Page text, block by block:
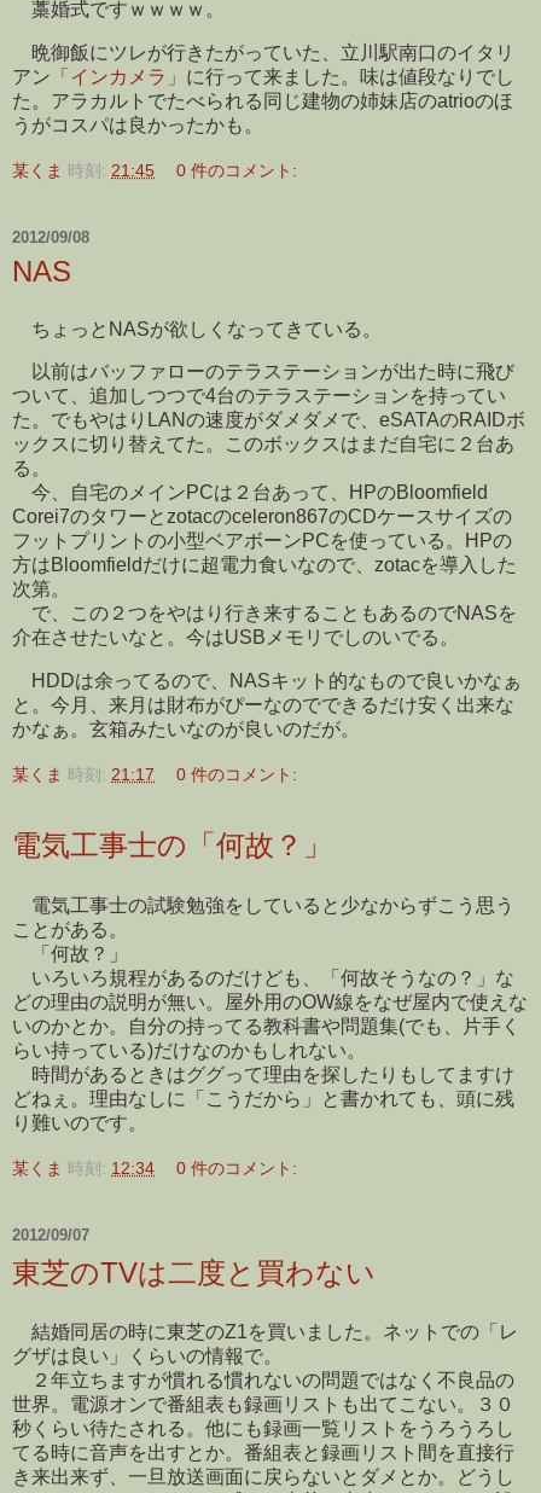
藁婚式ですｗｗｗｗ。
晩御飯にツレが行きたがっていた、立川駅南口のイタリ
アン 「インカメラ」 に行って来ました。味は値段なりでし
た。アラカルトでたべられる同じ建物の姉妹店のatrioのほ
うがコスパは良かったかも。
某くま 時刻: 21:45 0 件のコメント:
2012/09/08
NAS
ちょっとNASが欲しくなってきている。
以前はバッファローのテラステーションが出た時に飛び
ついて、追加しつつで4台のテラステーションを持ってい
た。でもやはりLANの速度がダメダメで、eSATAのRAIDボ
ックスに切り替えてた。このボックスはまだ自宅に２台あ
る。
今、自宅のメインPCは２台あって、HPのBloomfield
Corei7のタワーとzotacのceleron867のCDケースサイズの
フットプリントの小型ベアボーンPCを使っている。HPの
方はBloomfieldだけに超電力食いなので、zotacを導入した
次第。
で、この２つをやはり行き来することもあるのでNASを
介在させたいなと。今はUSBメモリでしのいでる。
HDDは余ってるので、NASキット的なもので良いかなぁ
と。今月、来月は財布がぴーなのでできるだけ安く出来な
かなぁ。玄箱みたいなのが良いのだが。
某くま 時刻: 21:17 0 件のコメント:
電気工事士の「何故？」
電気工事士の試験勉強をしていると少なからずこう思う
ことがある。
「何故？」
いろいろ規程があるのだけども、「何故そうなの？」な
どの理由の説明が無い。屋外用のOW線をなぜ屋内で使えな
いのかとか。自分の持ってる教科書や問題集(でも、片手く
らい持っている)だけなのかもしれない。
時間があるときはググって理由を探したりもしてますけ
どねぇ。理由なしに「こうだから」と書かれても、頭に残
り難いのです。
某くま 時刻: 12:34 0 件のコメント:
2012/09/07
東芝のTVは二度と買わない
結婚同居の時に東芝のZ1を買いました。ネットでの「レ
グザは良い」くらいの情報で。
２年立ちますが慣れる慣れないの問題ではなく不良品の
世界。電源オンで番組表も録画リストも出てこない。３０
秒くらい待たされる。他にも録画一覧リストをうろうろし
てる時に音声を出すとか。番組表と録画リスト間を直接行
き来出来ず、一旦放送画面に戻らないとダメとか。どうし